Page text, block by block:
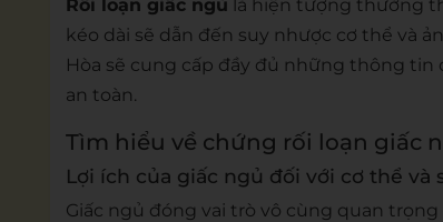
Rối loạn giấc ngủ là hiện tượng thường
kéo dài sẽ dẫn đến suy nhược cơ thể và
Hòa sẽ cung cấp đầy đủ những thông
an toàn.
Tìm hiểu về chứng rối loạn giấc
Lợi ích của giấc ngủ đối với cơ thể và
Giấc ngủ đóng vai trò vô cùng quan